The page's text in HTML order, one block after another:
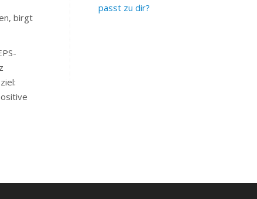
birgt
passt zu dir?